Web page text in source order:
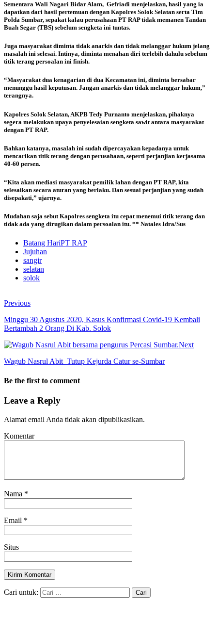
Sementara Wali Nagari Bidar Alam, Gefriadi menjelaskan, hasil yang ia
dapatkan dari hasil pertemuan dengan Kapolres Solok Selatan serta Tim
Polda Sumbar, sepakat kalau perusahaan PT RAP tidak memanen Tandan
Buah Segar (TBS) sebelum sengketa ini tuntas.
Juga masyarakat diminta tidak anarkis dan tidak melanggar hukum jelang
masalah ini selesai. Intinya, diminta menahan diri terlebih dahulu sebelum
titik terang persoalan ini finish.
“Masyarakat dua kenagarian di dua Kecamatan ini, diminta bersabar
menunggu hasil keputusan. Jangan anarkis dan tidak melanggar hukum,”
terangnya.
Kapolres Solok Selatan, AKPB Tedy Purnanto menjelaskan, pihaknya
segera melakukan upaya penyelesaian sengketa sawit antara masyarakat
dengan PT RAP.
Bahkan katanya, masalah ini sudah dipercayakan kepadanya untuk
mencarikan titik terang dengan perusahaan, seperti perjanjian kerjasama
40-60 persen.
“Kita akan mediasi masyarakat pemilik lahan dengan PT RAP, kita
selesaikan secara aturan yang berlaku. Dan sesuai perjanjian yang sudah
disepakati,” ujarnya.
Mudahan saja sebut Kapolres sengketa itu cepat menemui titik terang dan
tidak ada yang dirugikan dalam persoalan itu. ** Natales Idra/Sus
Batang HariPT RAP
Jujuhan
sangir
selatan
solok
Previous
Minggu 30 Agustus 2020, Kasus Konfirmasi Covid-19 Kembali
Bertambah 2 Orang Di Kab. Solok
Next
Wagub Nasrul Abit Tutup Kejurda Catur se-Sumbar
Be the first to comment
Leave a Reply
Alamat email Anda tidak akan dipublikasikan.
Komentar
Nama *
Email *
Situs
Cari untuk: